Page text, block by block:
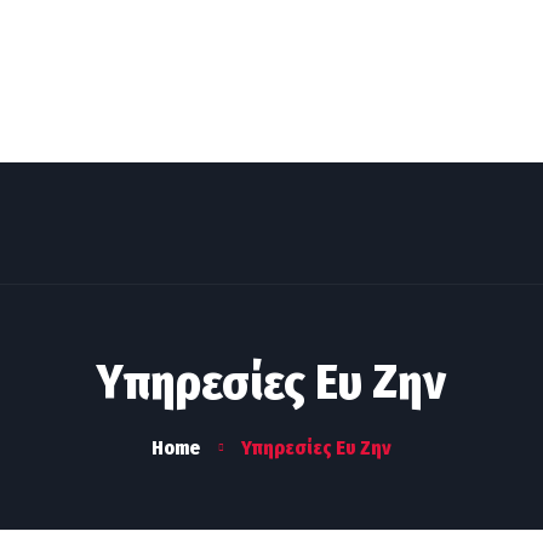
Υπηρεσίες Ευ Ζην
Home Υπηρεσίες Ευ Ζην